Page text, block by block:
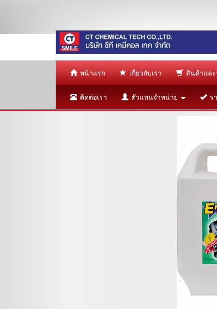
หน้าแรก เกี่ยวกับเรา สินค้าแล
ติดต่อเรา ตัวแทนจำหน่าย ร